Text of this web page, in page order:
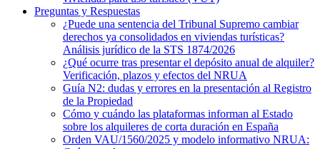
Preguntas y Respuestas
¿Puede una sentencia del Tribunal Supremo cambiar
derechos ya consolidados en viviendas turísticas?
Análisis jurídico de la STS 1874/2026
¿Qué ocurre tras presentar el depósito anual de alquiler?
Verificación, plazos y efectos del NRUA
Guía N2: dudas y errores en la presentación al Registro
de la Propiedad
Cómo y cuándo las plataformas informan al Estado
sobre los alquileres de corta duración en España
Orden VAU/1560/2025 y modelo informativo NRUA: